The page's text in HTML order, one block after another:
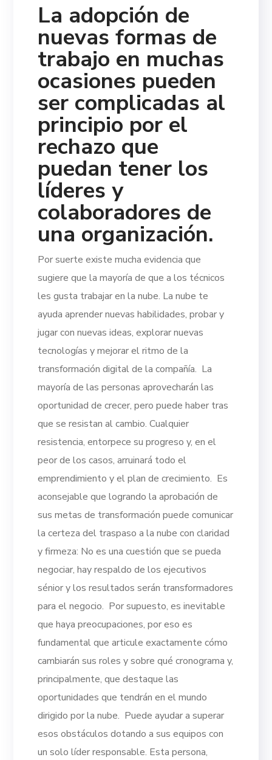
La adopción de
nuevas formas de
trabajo en muchas
ocasiones pueden
ser complicadas al
principio por el
rechazo que
puedan tener los
líderes y
colaboradores de
una organización.
Por suerte existe mucha evidencia que
sugiere que la mayoría de que a los técnicos
les gusta trabajar en la nube. La nube te
ayuda aprender nuevas habilidades, probar y
jugar con nuevas ideas, explorar nuevas
tecnologías y mejorar el ritmo de la
transformación digital de la compañía. La
mayoría de las personas aprovecharán las
oportunidad de crecer, pero puede haber tras
que se resistan al cambio. Cualquier
resistencia, entorpece su progreso y, en el
peor de los casos, arruinará todo el
emprendimiento y el plan de crecimiento. Es
aconsejable que logrando la aprobación de
sus metas de transformación puede comunicar
la certeza del traspaso a la nube con claridad
y firmeza: No es una cuestión que se pueda
negociar, hay respaldo de los ejecutivos
sénior y los resultados serán transformadores
para el negocio. Por supuesto, es inevitable
que haya preocupaciones, por eso es
fundamental que articule exactamente cómo
cambiarán sus roles y sobre qué cronograma y,
principalmente, que destaque las
oportunidades que tendrán en el mundo
dirigido por la nube. Puede ayudar a superar
esos obstáculos dotando a sus equipos con
un solo líder responsable. Esta persona,